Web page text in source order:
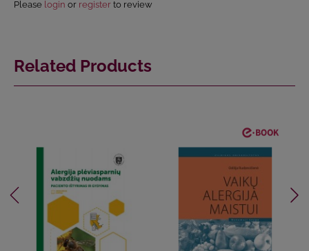
Please login or register to review
Related Products